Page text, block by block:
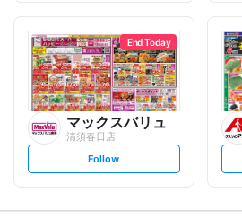
l
o
w
End Today
マックスバリュ
清須春日店
s
t
Follow